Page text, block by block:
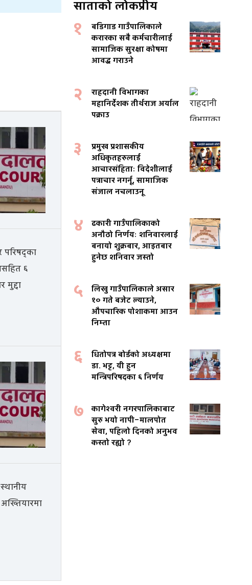
साताको लोकप्रीय
१
बडिगाड गाउँपालिकाले
करारका सबै कर्मचारीलाई
सामाजिक सुरक्षा कोषमा
आवद्ध गराउने
२
राहदानी विभागका
महानिर्देशक तीर्थराज अर्याल
पक्राउ
३
प्रमुख प्रशासकीय
अधिकृतहरुलाई
आचारसंहिताः विदेशीलाई
पत्राचार नगर्नू, सामाजिक
संजाल नचलाउनू
४
ढकारी गाउँपालिकाको
अनौठो निर्णयः शनिवारलाई
बनायो शुक्रबार, आइतबार
हुनेछ शनिवार जस्तो
५
लिखु गाउँपालिकाले असार
१० गते बजेट ल्याउने,
औपचारिक पोशाकमा आउन
निम्ता
६
धितोपत्र बोर्डको अध्यक्षमा
डा. भट्ट, यी हुन
मन्त्रिपरिषदका ६ निर्णय
७
कागेश्वरी नगरपालिकाबाट
सुरु भयो नापी–मालपोत
सेवा, पहिलो दिनको अनुभव
कस्तो रह्यो ?